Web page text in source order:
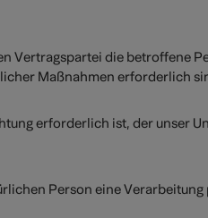
Vertragspartei die betroffene
Maßnahmen erforderlich
erforderlich ist, der unser
Person eine